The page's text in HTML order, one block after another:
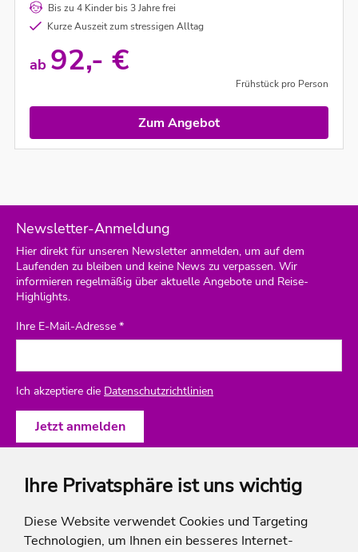
Ihre Privatsphäre ist uns wichtig
Diese Website verwendet Cookies und Targeting
Technologien, um Ihnen ein besseres Internet-
Bis zu 4 Kinder bis 3 Jahre frei
Kurze Auszeit zum stressigen Alltag
ab 92,- €
Frühstück pro Person
Zum Angebot
Newsletter-Anmeldung
Hier direkt für unseren Newsletter anmelden, um auf dem
Laufenden zu bleiben und keine News zu verpassen. Wir
informieren regelmäßig über aktuelle Angebote und Reise-
Highlights.
Ihre E-Mail-Adresse *
Ich akzeptiere die Datenschutzrichtlinien
ich-will-familienurlaub